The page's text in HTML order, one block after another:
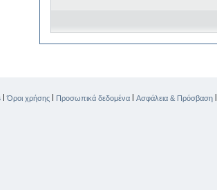
|Όροι χρήσης | Προσωπικά δεδομένα | Ασφάλεια & Πρόσβαση